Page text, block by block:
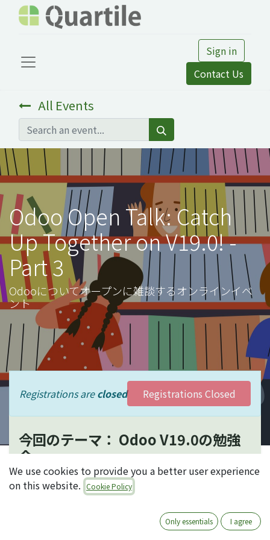
Sign in
Contact Us
All Events
Odoo Open Talk: Catch
Up Together on V19.0! -
Part 3
Odooについてオープンに雑談するオンラインイベ
ント
Registrations areclosed Registrations Closed
今回のテーマ： Odoo V19.0の勉強
会
す。今年もその季節が近づいてきましたね。
We use cookies to provide you a better user experience
on this website. Cookie Policy
Only essentials I agree